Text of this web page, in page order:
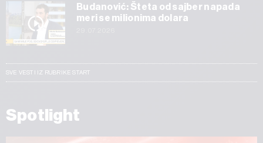
Budanović: Šteta od sajber napada
meri se milionima dolara
SVE VESTI IZ RUBRIKE START
Spotlight